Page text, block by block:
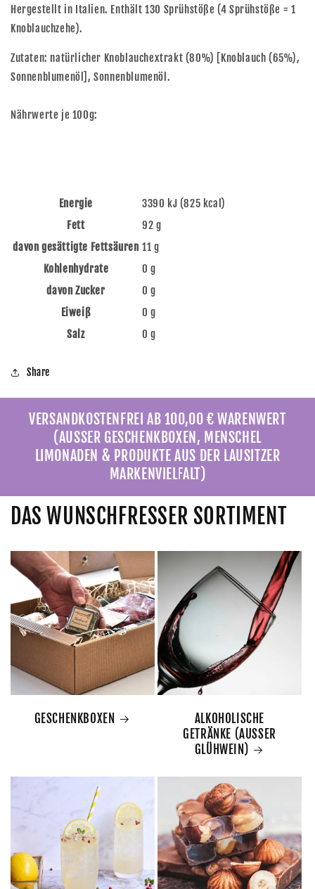
Hergestellt in Italien. Enthält 130 Sprühstöße (4 Sprühstöße = 1
Knoblauchzehe).
Zutaten: natürlicher Knoblauchextrakt (80%) [Knoblauch (65%),
Sonnenblumenöl], Sonnenblumenöl.
Nährwerte je 100g:
Energie
3390 kJ (825 kcal)
Fett
92 g
davon gesättigte Fettsäuren 11 g
Kohlenhydrate
0 g
davon Zucker
0 g
Eiweiß
0 g
Salz
0 g
Share
VERSANDKOSTENFREI AB 100,00 € WARENWERT
(AUSSER GESCHENKBOXEN, MENSCHEL
LIMONADEN & PRODUKTE AUS DER LAUSITZER
MARKENVIELFALT)
DAS WUNSCHFRESSER SORTIMENT
GESCHENKBOXEN
ALKOHOLISCHE
GETRÄNKE (AUSSER
GLÜHWEIN)